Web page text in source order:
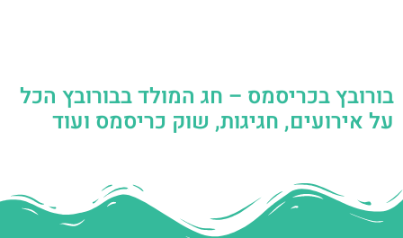
בורובץ בכריסמס – חג המולד בבורובץ הכל
על אירועים, חגיגות, שוק כריסמס ועוד